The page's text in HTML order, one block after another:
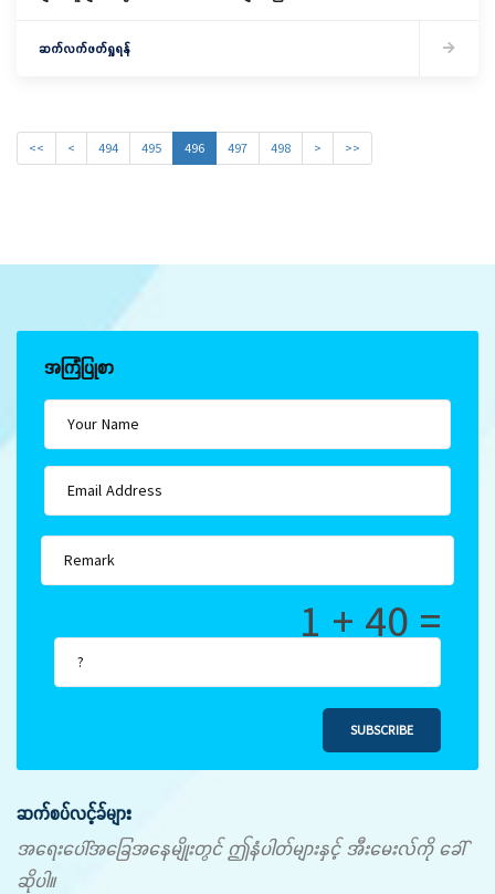
ဆက်လက်ဖတ်ရှုရန်
<< < 494 495 496 497 498 > >>
အကြံပြုစာ
1 + 40 =
SUBSCRIBE
ဆက်စပ်လင့်ခ်များ
အရေးပေါ်အခြေအနေမျိုးတွင် ဤနံပါတ်များနှင့် အီးမေးလ်ကို ခေါ်
ဆိုပါ။